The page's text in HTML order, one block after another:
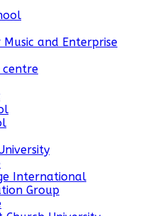
and Enterprise
centre
International
Group